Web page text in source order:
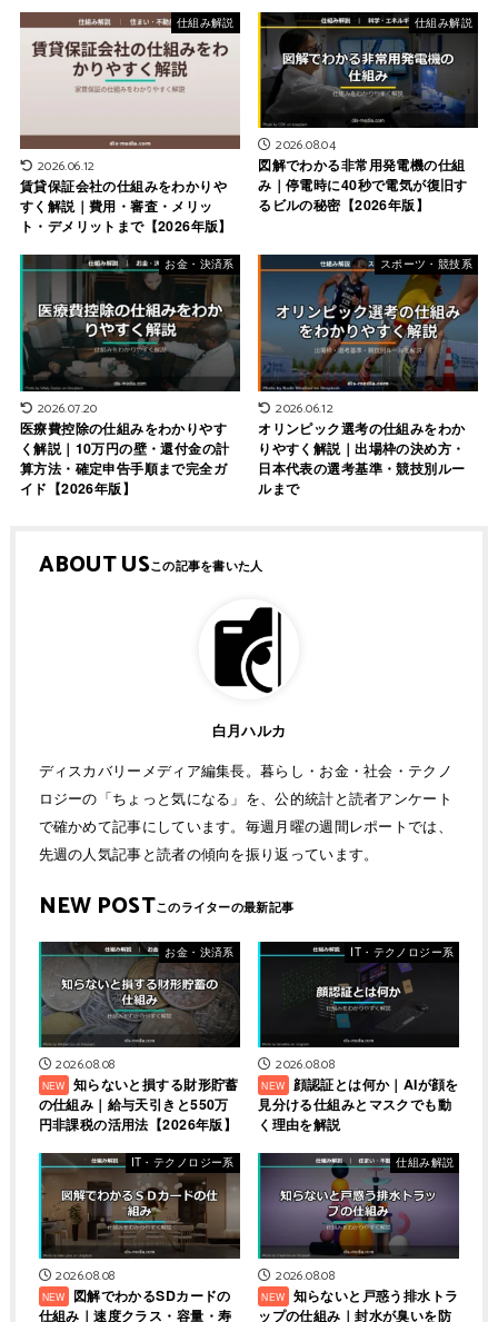
仕組み解説
2026.06.12
賃貸保証会社の仕組みをわかりや
すく解説｜費用・審査・メリッ
ト・デメリットまで【2026年版】
仕組み解説
2026.08.04
図解でわかる非常用発電機の仕組
み｜停電時に40秒で電気が復旧す
るビルの秘密【2026年版】
お金・決済系
2026.07.20
医療費控除の仕組みをわかりやす
く解説｜10万円の壁・還付金の計
算方法・確定申告手順まで完全ガ
イド【2026年版】
スポーツ・競技系
2026.06.12
オリンピック選考の仕組みをわか
りやすく解説｜出場枠の決め方・
日本代表の選考基準・競技別ルー
ルまで
ABOUT US
白月ハルカ
ディスカバリーメディア編集長。暮らし・お金・社会・テクノ
ロジーの「ちょっと気になる」を、公的統計と読者アンケート
で確かめて記事にしています。毎週月曜の週間レポートでは、
先週の人気記事と読者の傾向を振り返っています。
NEW POST
お金・決済系
2026.08.08
知らないと損する財形貯蓄
の仕組み｜給与天引きと550万
円非課税の活用法【2026年版】
IT・テクノロジー系
2026.08.08
顔認証とは何か｜AIが顔を
見分ける仕組みとマスクでも動
く理由を解説
IT・テクノロジー系
2026.08.08
図解でわかるSDカードの
仕組み｜速度クラス・容量・寿
仕組み解説
2026.08.08
知らないと戸惑う排水トラ
ップの仕組み｜封水が臭いを防